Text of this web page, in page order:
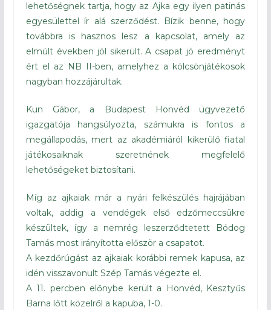
lehetőségnek tartja, hogy az Ajka egy ilyen patinás
egyesülettel ír alá szerződést. Bízik benne, hogy
továbbra is hasznos lesz a kapcsolat, amely az
elmúlt években jól sikerült. A csapat jó eredményt
ért el az NB II-ben, amelyhez a kölcsönjátékosok
nagyban hozzájárultak.
Kun Gábor, a Budapest Honvéd ügyvezető
igazgatója hangsúlyozta, számukra is fontos a
megállapodás, mert az akadémiáról kikerülő fiatal
játékosaiknak szeretnének megfelelő
lehetőségeket biztosítani.
Míg az ajkaiak már a nyári felkészülés hajrájában
voltak, addig a vendégek első edzőmeccsükre
készültek, így a nemrég leszerződtetett Bódog
Tamás most irányította először a csapatot.
A kezdőrúgást az ajkaiak korábbi remek kapusa, az
idén visszavonult Szép Tamás végezte el.
A 11. percben előnybe került a Honvéd, Kesztyűs
Barna lőtt közelről a kapuba, 1-0.